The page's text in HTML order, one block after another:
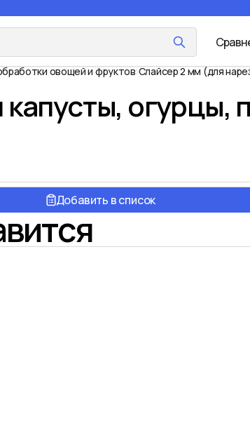
овощей и фруктов Слайсер 2 мм (для
Добавить в список